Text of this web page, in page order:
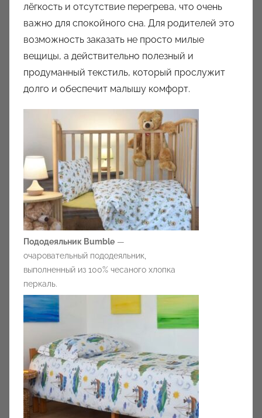
лёгкость и отсутствие перегрева, что очень
важно для спокойного сна. Для родителей это
возможность заказать не просто милые
вещицы, а действительно полезный и
продуманный текстиль, который прослужит
долго и обеспечит малышу комфорт.
Пододеяльник Bumble —
очаровательный пододеяльник,
выполненный из 100% чесаного хлопка
перкаль.